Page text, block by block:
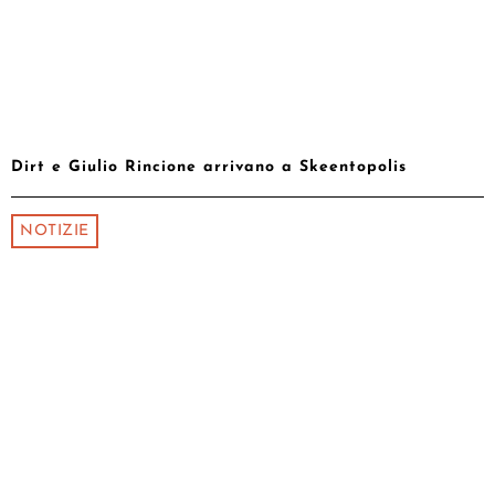
Dirt e Giulio Rincione arrivano a Skeentopolis
NOTIZIE